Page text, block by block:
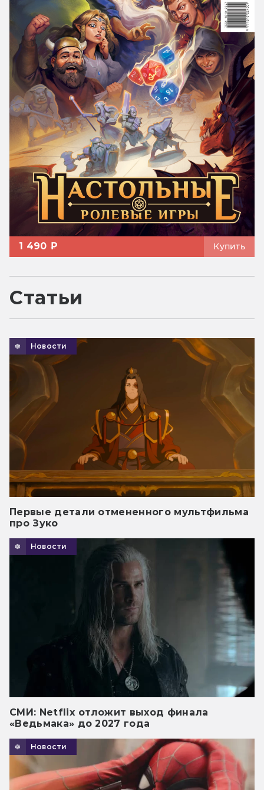
1 490 ₽ Купить
Статьи
Новости
Первые детали отмененного мультфильма
про Зуко
Новости
СМИ: Netflix отложит выход финала
«Ведьмака» до 2027 года
Новости